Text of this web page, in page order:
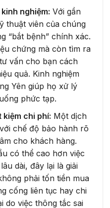
nghiệm: Với gần
thuật viên của chúng
“bắt bệnh” chính xác.
chứng mà còn tìm ra
vấn cho bạn cách
quả. Kinh nghiệm
Yên giúp họ xử lý
phức tạp.
kiệm chi phí: Một dịch
chế độ bảo hành rõ
cho khách hàng.
có thể cao hơn việc
dài, đây lại là giải
phải tốn tiền mua
cống liên tục hay chi
do việc thông tắc sai